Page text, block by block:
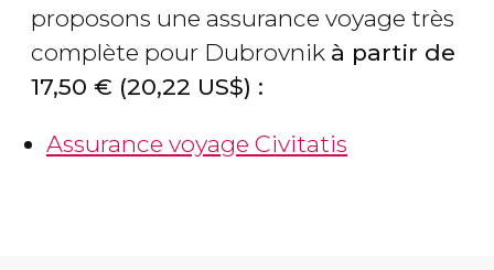
proposons une assurance voyage très
complète pour Dubrovnik à partir de
17,50 € (20,22 US$) :
Assurance voyage Civitatis